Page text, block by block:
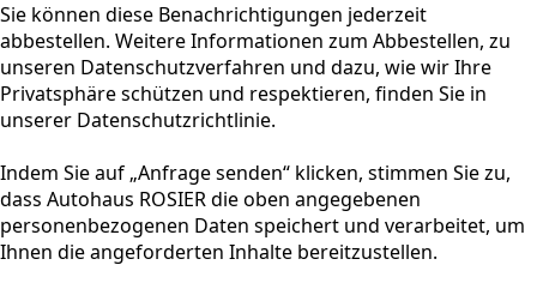
Sie können diese Benachrichtigungen jederzeit
abbestellen. Weitere Informationen zum Abbestellen, zu
unseren Datenschutzverfahren und dazu, wie wir Ihre
Privatsphäre schützen und respektieren, finden Sie in
unserer Datenschutzrichtlinie.
Indem Sie auf „Anfrage senden“ klicken, stimmen Sie zu,
dass Autohaus ROSIER die oben angegebenen
personenbezogenen Daten speichert und verarbeitet, um
Ihnen die angeforderten Inhalte bereitzustellen.